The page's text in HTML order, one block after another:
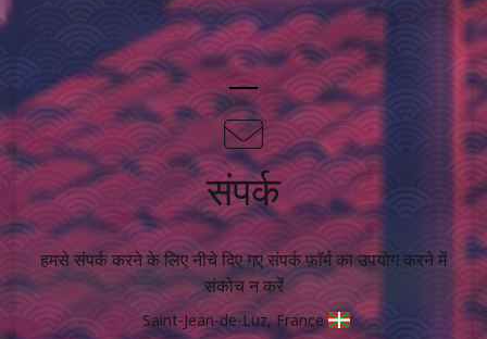
संपर्क
हमसे संपर्क करने के लिए नीचे दिए गए संपर्क फ़ॉर्म का उपयोग करने में
संकोच न करें
Saint-Jean-de-Luz, France